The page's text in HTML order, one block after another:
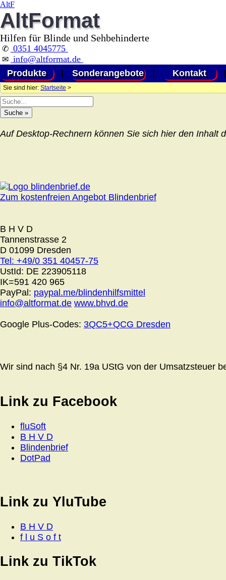
AltF
AltFormat
Hilfen für Blinde und Sehbehinderte
✆ 0351 4045775
✉ info@altformat.de
Produkte
Sonderangebote Kontakt
Sie sind hier: Startseite >
Auf Desktop-Rechnern können Sie sich hier den Inhalt
Zum kostenfreien Angebot Blindenbrief
B H V D
Tannenstrasse 2
D 01099 Dresden
Tel: +49/0 351 40457-75
UstId: DE 223905118
IK=591 420 965
PayPal: paypal.me/blindenhilfsmittel
info@altformat.de www.bhvd.de
Google Plus-Codes: 3QC5+QCG Dresden
Wir sind nach §4 Nr. 19a UStG von der Umsatzsteuer
Link zu Facebook
fluSoft
B H V D
Blindenbrief
DotPad
Link zu YluTube
B H V D
f l u S o f t
Link zu TikTok